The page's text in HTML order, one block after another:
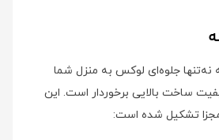
جلوه‌ای لوکس به منزل شما
ساخت بالایی برخوردار است. این
تشکیل شده است: